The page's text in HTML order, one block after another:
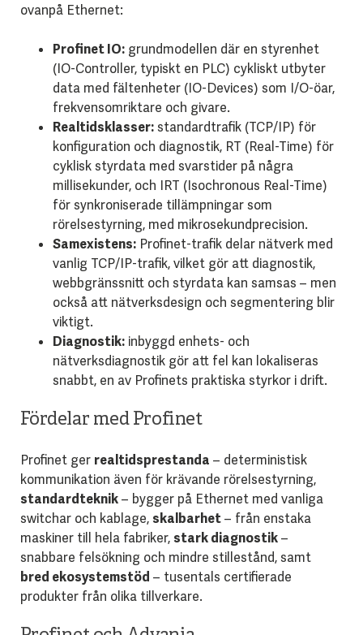
ovanpå Ethernet:
Profinet IO:grundmodellen där en styrenhet
(IO-Controller, typiskt en PLC) cykliskt utbyter
data med fältenheter (IO-Devices) som I/O-öar,
frekvensomriktare och givare.
Realtidsklasser:standardtrafik (TCP/IP) för
konfiguration och diagnostik, RT (Real-Time) för
cyklisk styrdata med svarstider på några
millisekunder, och IRT (Isochronous Real-Time)
för synkroniserade tillämpningar som
rörelsestyrning, med mikrosekundprecision.
Samexistens:Profinet-trafik delar nätverk med
vanlig TCP/IP-trafik, vilket gör att diagnostik,
webbgränssnitt och styrdata kan samsas – men
också att nätverksdesign och segmentering blir
viktigt.
Diagnostik:inbyggd enhets- och
nätverksdiagnostik gör att fel kan lokaliseras
snabbt, en av Profinets praktiska styrkor i drift.
Fördelar med Profinet
Profinet ger realtidsprestanda – deterministisk
kommunikation även för krävande rörelsestyrning,
standardteknik– bygger på Ethernet med vanliga
switchar och kablage, skalbarhet– från enstaka
maskiner till hela fabriker, stark diagnostik–
snabbare felsökning och mindre stillestånd, samt
bred ekosystemstöd – tusentals certifierade
produkter från olika tillverkare.